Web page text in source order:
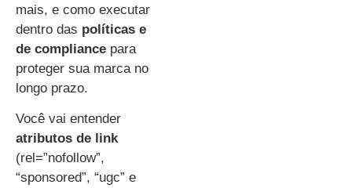
mais, e como executar
dentro das políticas e
de compliance para
proteger sua marca no
longo prazo.
Você vai entender
atributos de link
(rel=”nofollow”,
“sponsored”, “ugc” e